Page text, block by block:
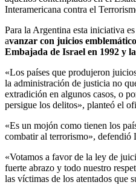
Interamericana contra el
Para la Argentina esta iniciativa
avanzar con juicios
Embajada de Israel en 1992 y
«Los países que produjeron
la administración de justicia no
extradición en algunos casos, o
persigue los delitos», planteó el
«Es un mojón como tienen los
combatir al terrorismo», defendió
«Votamos a favor de la ley de
fuerte abrazo y todo nuestro
las víctimas de los atentados que